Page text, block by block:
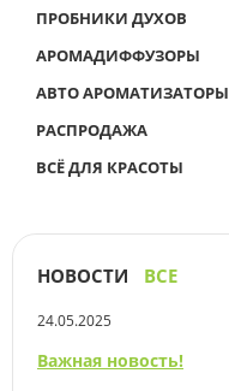
ПРОБНИКИ ДУХОВ
АРОМАДИФФУЗОРЫ
АВТО АРОМАТИЗАТОРЫ
РАСПРОДАЖА
ВСЁ ДЛЯ КРАСОТЫ
НОВОСТИ ВСЕ
24.05.2025
Важная новость!